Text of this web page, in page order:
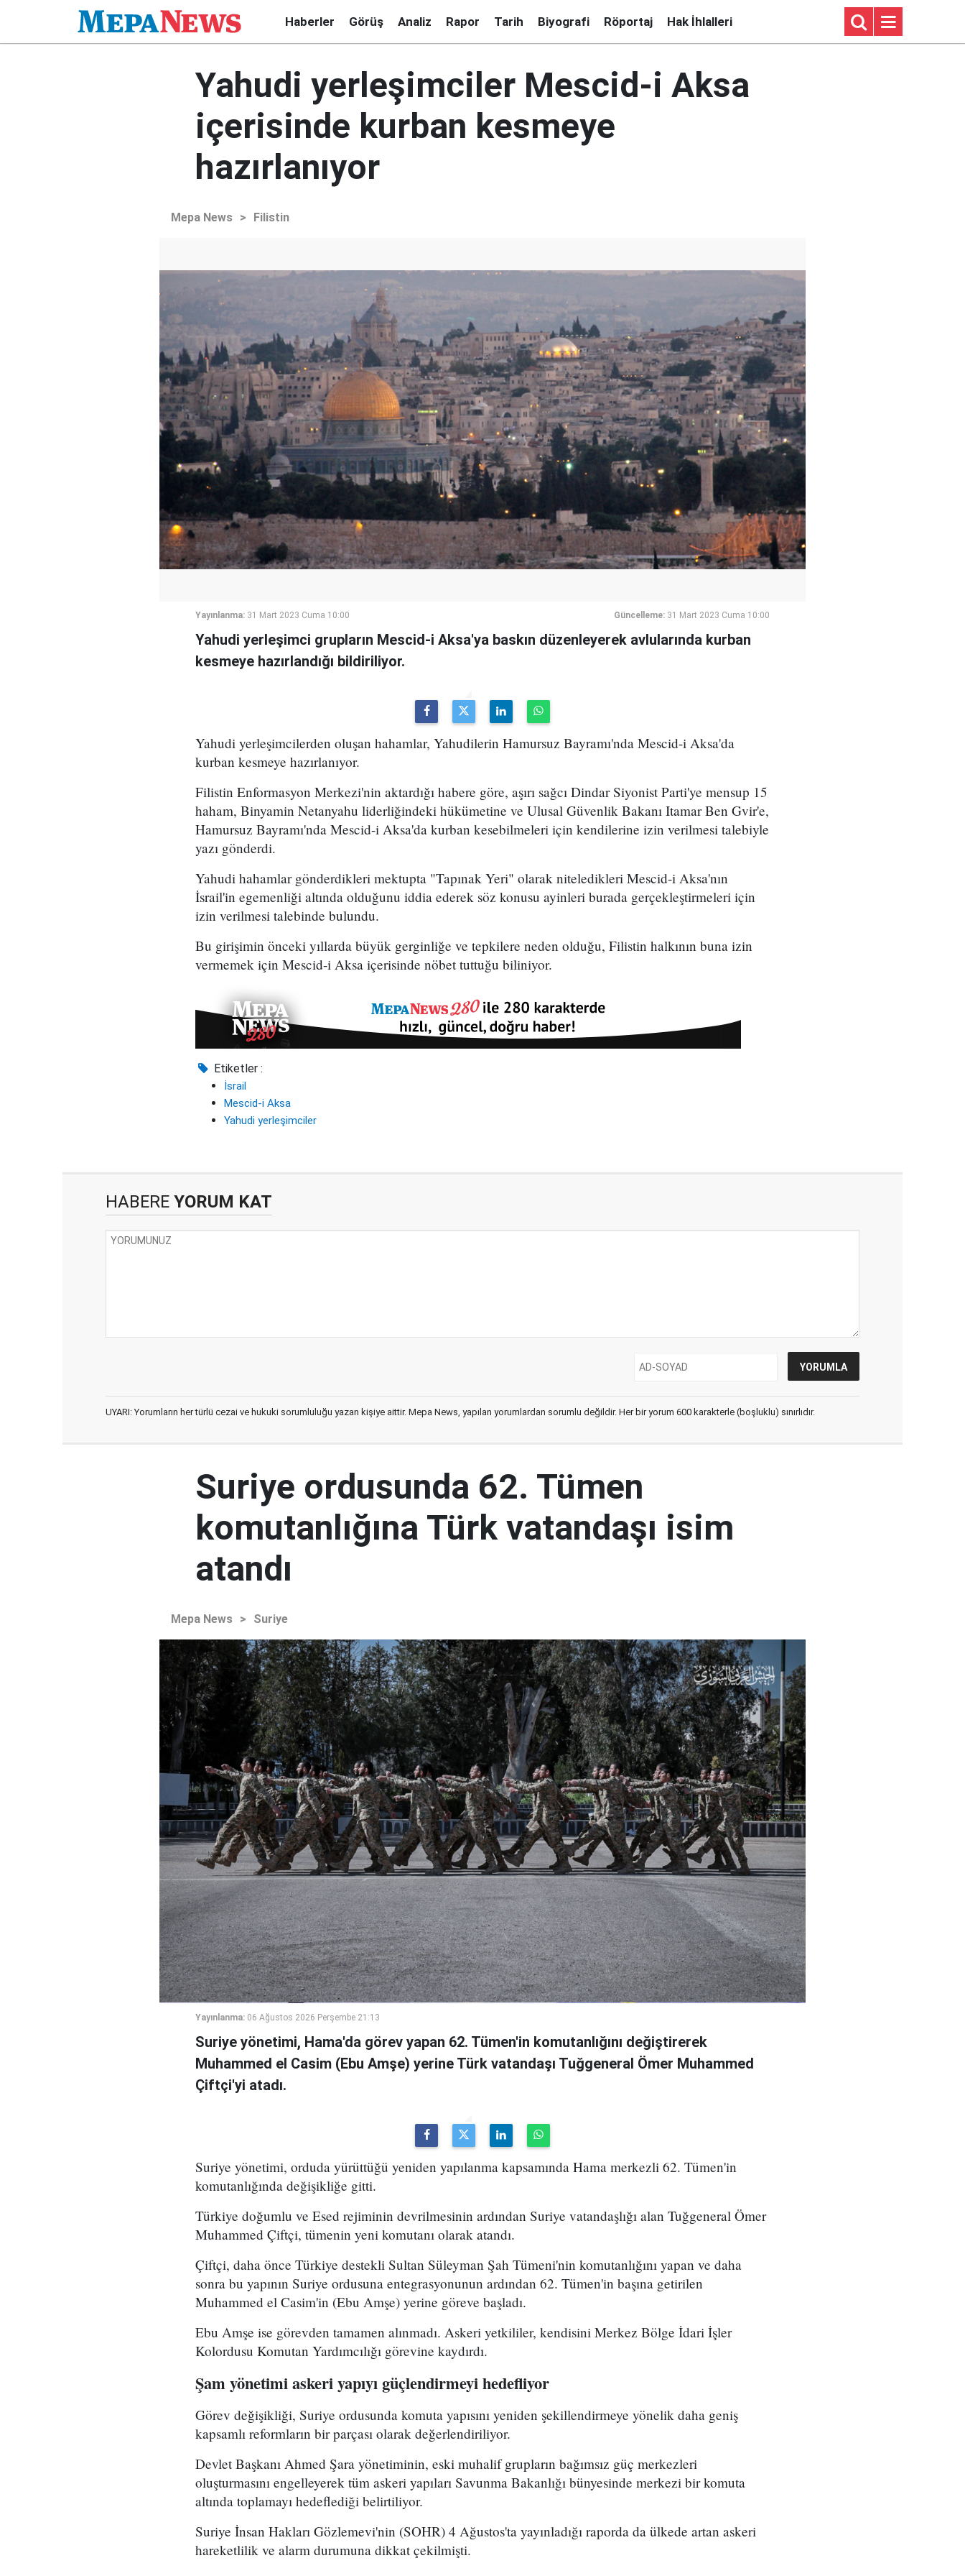
Haberler Görüş Analiz Rapor Tarih Biyografi Röportaj Hak İhlalleri
Yahudi yerleşimciler Mescid-i Aksa
içerisinde kurban kesmeye
hazırlanıyor
Mepa News > Filistin
Yayınlanma: 31 Mart 2023 Cuma 10:00 Güncelleme: 31 Mart 2023 Cuma 10:00
Yahudi yerleşimci grupların Mescid-i Aksa'ya baskın düzenleyerek avlularında kurban
kesmeye hazırlandığı bildiriliyor.
Yahudi yerleşimcilerden oluşan hahamlar, Yahudilerin Hamursuz Bayramı'nda Mescid-i Aksa'da
kurban kesmeye hazırlanıyor.
Filistin Enformasyon Merkezi'nin aktardığı habere göre, aşırı sağcı Dindar Siyonist Parti'ye mensup 15
haham, Binyamin Netanyahu liderliğindeki hükümetine ve Ulusal Güvenlik Bakanı Itamar Ben Gvir'e,
Hamursuz Bayramı'nda Mescid-i Aksa'da kurban kesebilmeleri için kendilerine izin verilmesi talebiyle
yazı gönderdi.
Yahudi hahamlar gönderdikleri mektupta "Tapınak Yeri" olarak niteledikleri Mescid-i Aksa'nın
İsrail'in egemenliği altında olduğunu iddia ederek söz konusu ayinleri burada gerçekleştirmeleri için
izin verilmesi talebinde bulundu.
Bu girişimin önceki yıllarda büyük gerginliğe ve tepkilere neden olduğu, Filistin halkının buna izin
vermemek için Mescid-i Aksa içerisinde nöbet tuttuğu biliniyor.
Etiketler :
İsrail
Mescid-i Aksa
Yahudi yerleşimciler
HABERE YORUM KAT
UYARI: Yorumların her türlü cezai ve hukuki sorumluluğu yazan kişiye aittir. Mepa News, yapılan yorumlardan sorumlu değildir. Her bir yorum 600 karakterle (boşluklu) sınırlıdır.
Suriye ordusunda 62. Tümen
komutanlığına Türk vatandaşı isim
atandı
Mepa News > Suriye
Yayınlanma: 06 Ağustos 2026 Perşembe 21:13
Suriye yönetimi, Hama'da görev yapan 62. Tümen'in komutanlığını değiştirerek
Muhammed el Casim (Ebu Amşe) yerine Türk vatandaşı Tuğgeneral Ömer Muhammed
Çiftçi'yi atadı.
Suriye yönetimi, orduda yürüttüğü yeniden yapılanma kapsamında Hama merkezli 62. Tümen'in
komutanlığında değişikliğe gitti.
Türkiye doğumlu ve Esed rejiminin devrilmesinin ardından Suriye vatandaşlığı alan Tuğgeneral Ömer
Muhammed Çiftçi, tümenin yeni komutanı olarak atandı.
Çiftçi, daha önce Türkiye destekli Sultan Süleyman Şah Tümeni'nin komutanlığını yapan ve daha
sonra bu yapının Suriye ordusuna entegrasyonunun ardından 62. Tümen'in başına getirilen
Muhammed el Casim'in (Ebu Amşe) yerine göreve başladı.
Ebu Amşe ise görevden tamamen alınmadı. Askeri yetkililer, kendisini Merkez Bölge İdari İşler
Kolordusu Komutan Yardımcılığı görevine kaydırdı.
Şam yönetimi askeri yapıyı güçlendirmeyi hedefliyor
Görev değişikliği, Suriye ordusunda komuta yapısını yeniden şekillendirmeye yönelik daha geniş
kapsamlı reformların bir parçası olarak değerlendiriliyor.
Devlet Başkanı Ahmed Şara yönetiminin, eski muhalif grupların bağımsız güç merkezleri
oluşturmasını engelleyerek tüm askeri yapıları Savunma Bakanlığı bünyesinde merkezi bir komuta
altında toplamayı hedeflediği belirtiliyor.
Suriye İnsan Hakları Gözlemevi'nin (SOHR) 4 Ağustos'ta yayınladığı raporda da ülkede artan askeri
hareketlilik ve alarm durumuna dikkat çekilmişti.